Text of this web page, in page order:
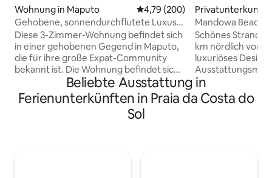
Wohnung in Maputo Durchschnittliche Bewertung:
4,79 (200)
Gehobene, sonnendurchflutete Luxus-
Wohnung am Strand.
Diese 3-Zimmer-Wohnung befindet sich
in einer gehobenen Gegend in Maputo,
die für ihre große Expat-Community
bekannt ist. Die Wohnung befindet sich
im 1. Stock eines Wohnblocks, in dem es
Einkaufs- und
Unterhaltungsmöglichkeiten gibt,
darunter den Shoprite-Hypermarkt,
Privatunterkunft
ene District
Mandowa Beach
Schönes
km nördlich von
luxuriöses Design
benötigst, um
Freunden den
geben. Voll
Beliebte Ausstattung in
Ferienunterkünften in Praia da Costa do
Sol